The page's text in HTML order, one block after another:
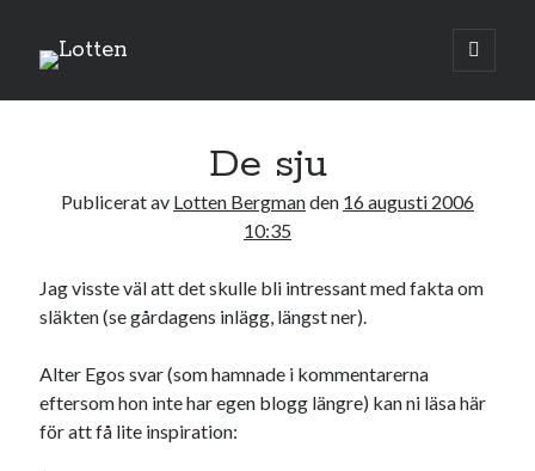
Lotten
öppna
primär
Sidopanel
F L S
1 2 3 4 5 6
14 15 16 17 18 19 20
21 22 23 24 25 26 27
31
« jul sep »
De sju
Publicerat av Lotten Bergmanden 16 augusti 2006
10:35
Jag visste väl att det skulle bli intressant med fakta om
släkten (se gårdagens inlägg, längst ner).
Alter Egos svar (som hamnade i kommentarerna
eftersom hon inte har egen blogg längre) kan ni läsa här
för att få lite inspiration: